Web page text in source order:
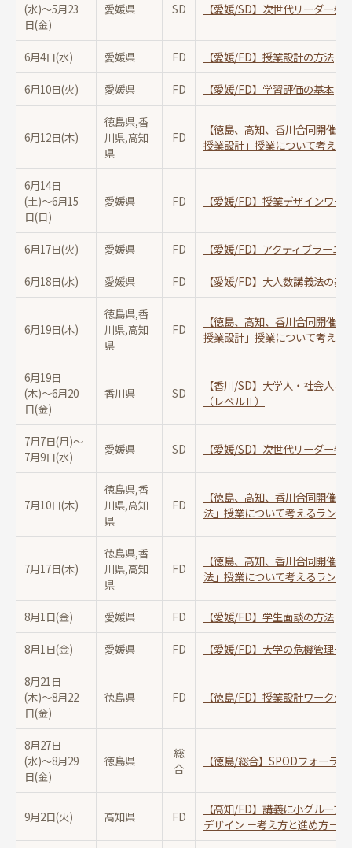
(水)〜5月23
日(金)
愛媛県 SD 【愛媛/SD】次世代リーダー養
6月4日(水) 愛媛県 FD 【愛媛/FD】授業設計の方法
6月10日(火) 愛媛県 FD 【愛媛/FD】学習評価の基本
6月12日(木)
徳島県,香
川県,高知
県
FD
【徳島、高知、香川合同開催/
授業設計」授業について考える
6月14日
(土)〜6月15
日(日)
愛媛県 FD 【愛媛/FD】授業デザインワー
6月17日(火) 愛媛県 FD 【愛媛/FD】アクティブラーニ
6月18日(水) 愛媛県 FD 【愛媛/FD】大人数講義法の基
6月19日(木)
徳島県,香
川県,高知
県
FD
【徳島、高知、香川合同開催/
授業設計」授業について考える
6月19日
(木)〜6月20
日(金)
香川県 SD
【香川/SD】大学人・社会人
（レベルⅡ）
7月7日(月)〜
7月9日(水)
愛媛県 SD 【愛媛/SD】次世代リーダー養
7月10日(木)
徳島県,香
川県,高知
県
FD
【徳島、高知、香川合同開催/
法」授業について考えるランチ
7月17日(木)
徳島県,香
川県,高知
県
FD
【徳島、高知、香川合同開催/
法」授業について考えるランチ
8月1日(金) 愛媛県 FD 【愛媛/FD】学生面談の方法
8月1日(金) 愛媛県 FD 【愛媛/FD】大学の危機管理－
8月21日
(木)〜8月22
日(金)
徳島県 FD 【徳島/FD】授業設計ワークシ
8月27日
(水)〜8月29
日(金)
徳島県
総
合
【徳島/総合】SPODフォーラム
9月2日(火) 高知県 FD
【高知/FD】講義に小グルー
デザイン －考え方と進め方－